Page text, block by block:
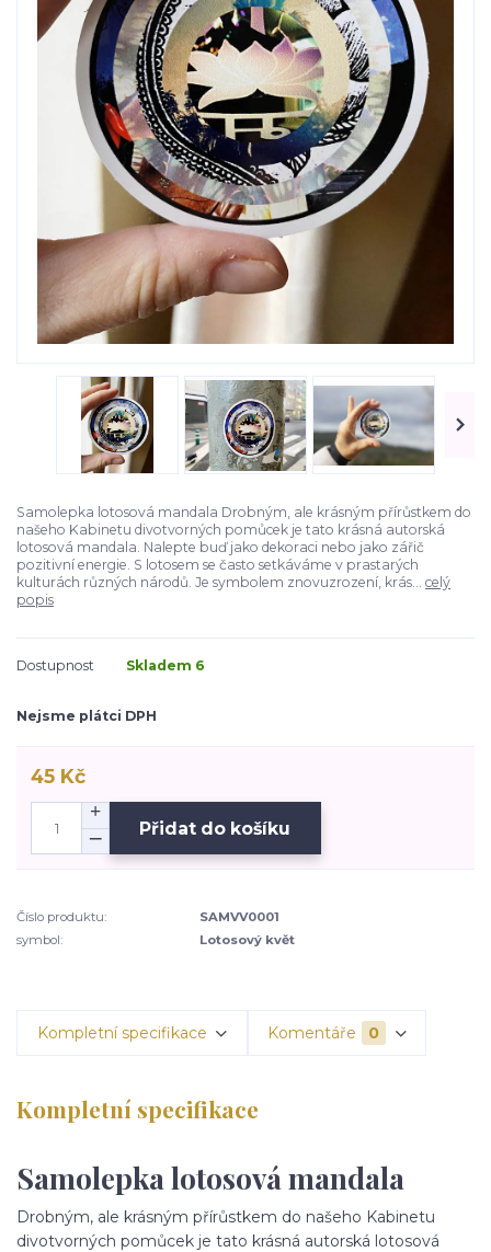
Samolepka lotosová mandala Drobným, ale krásným přírůstkem do
našeho Kabinetu divotvorných pomůcek je tato krásná autorská
lotosová mandala. Nalepte buď jako dekoraci nebo jako zářič
pozitivní energie. S lotosem se často setkáváme v prastarých
kulturách různých národů. Je symbolem znovuzrození, krás... celý
popis
Dostupnost Skladem 6
Nejsme plátci DPH
45 Kč
Přidat do košíku
Číslo produktu:
SAMVV0001
symbol:
Lotosový květ
Kompletní specifikace Komentáře 0
Kompletní specifikace
Samolepka lotosová mandala
Drobným, ale krásným přírůstkem do našeho Kabinetu
divotvorných pomůcek je tato krásná autorská lotosová